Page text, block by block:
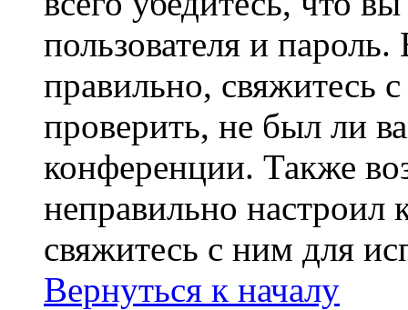
пользователя и
правильно, свяжитесь
проверить, не был ли
конференции. Также
неправильно
свяжитесь с ним для
Вернуться к началу